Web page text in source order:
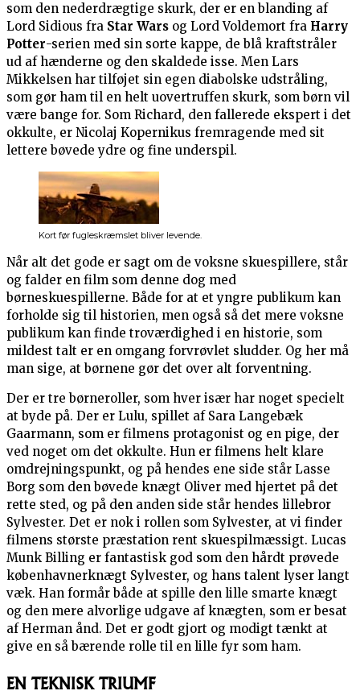
som den nederdrægtige skurk, der er en blanding af
Lord Sidious fra Star Wars og Lord Voldemort fra Harry
Potter-serien med sin sorte kappe, de blå kraftstråler
ud af hænderne og den skaldede isse. Men Lars
Mikkelsen har tilføjet sin egen diabolske udstråling,
som gør ham til en helt uovertruffen skurk, som børn vil
være bange for. Som Richard, den fallerede ekspert i det
okkulte, er Nicolaj Kopernikus fremragende med sit
lettere bøvede ydre og fine underspil.
Kort før fugleskræmslet bliver levende.
Når alt det gode er sagt om de voksne skuespillere, står
og falder en film som denne dog med
børneskuespillerne. Både for at et yngre publikum kan
forholde sig til historien, men også så det mere voksne
publikum kan finde troværdighed i en historie, som
mildest talt er en omgang forvrøvlet sludder. Og her må
man sige, at børnene gør det over alt forventning.
Der er tre børneroller, som hver især har noget specielt
at byde på. Der er Lulu, spillet af Sara Langebæk
Gaarmann, som er filmens protagonist og en pige, der
ved noget om det okkulte. Hun er filmens helt klare
omdrejningspunkt, og på hendes ene side står Lasse
Borg som den bøvede knægt Oliver med hjertet på det
rette sted, og på den anden side står hendes lillebror
Sylvester. Det er nok i rollen som Sylvester, at vi finder
filmens største præstation rent skuespilmæssigt. Lucas
Munk Billing er fantastisk god som den hårdt prøvede
københavnerknægt Sylvester, og hans talent lyser langt
væk. Han formår både at spille den lille smarte knægt
og den mere alvorlige udgave af knægten, som er besat
af Herman ånd. Det er godt gjort og modigt tænkt at
give en så bærende rolle til en lille fyr som ham.
EN TEKNISK TRIUMF